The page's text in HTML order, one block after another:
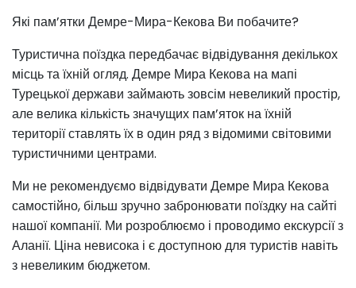
Які пам’ятки Демре-Мира-Кекова Ви побачите?
Туристична поїздка передбачає відвідування декількох
місць та їхній огляд. Демре Мира Кекова на мапі
Турецької держави займають зовсім невеликий простір,
але велика кількість значущих пам’яток на їхній
території ставлять їх в один ряд з відомими світовими
туристичними центрами.
Ми не рекомендуємо відвідувати Демре Мира Кекова
самостійно, більш зручно забронювати поїздку на сайті
нашої компанії. Ми розроблюємо і проводимо екскурсії з
Аланії. Ціна невисока і є доступною для туристів навіть
з невеликим бюджетом.